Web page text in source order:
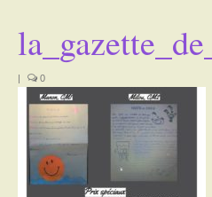
Le village
Tourisme
Actualités
Activités
| 0